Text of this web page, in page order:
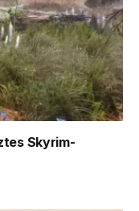
Skyrim-